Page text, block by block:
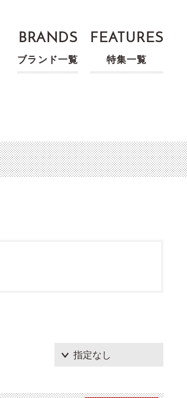
BRANDS
ブランド一覧
FEATURES
特集一覧